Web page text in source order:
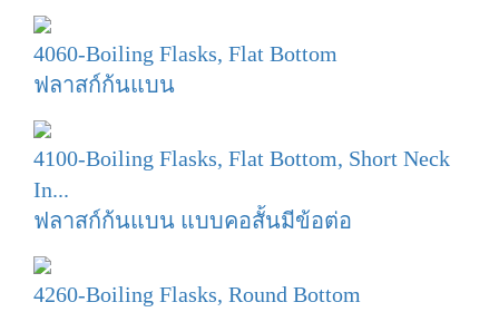
4060-Boiling Flasks, Flat Bottom
ฟลาสก์ก้นแบน
4100-Boiling Flasks, Flat Bottom, Short Neck
In...
ฟลาสก์ก้นแบน แบบคอสั้นมีข้อต่อ
4260-Boiling Flasks, Round Bottom